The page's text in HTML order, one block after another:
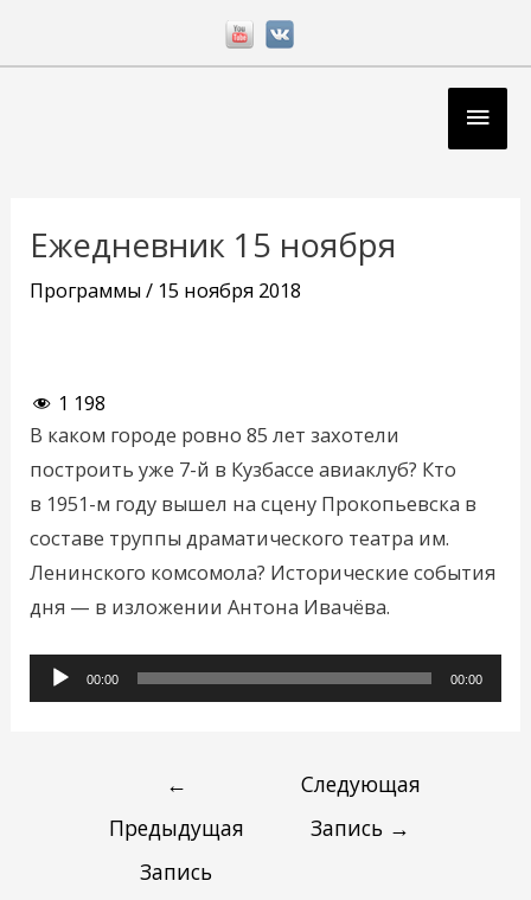
Ежедневник 15 ноября
Программы/ 15 ноября 2018
1 198
В каком городе ровно 85 лет захотели
построить уже 7-й в Кузбассе авиаклуб? Кто
в 1951-м году вышел на сцену Прокопьевска в
составе труппы драматического театра им.
Ленинского комсомола? Исторические события
дня — в изложении Антона Ивачёва.
Аудиоплеер
00:00 00:00
записям
←
Предыдущая
Запись
Следующая
Запись →